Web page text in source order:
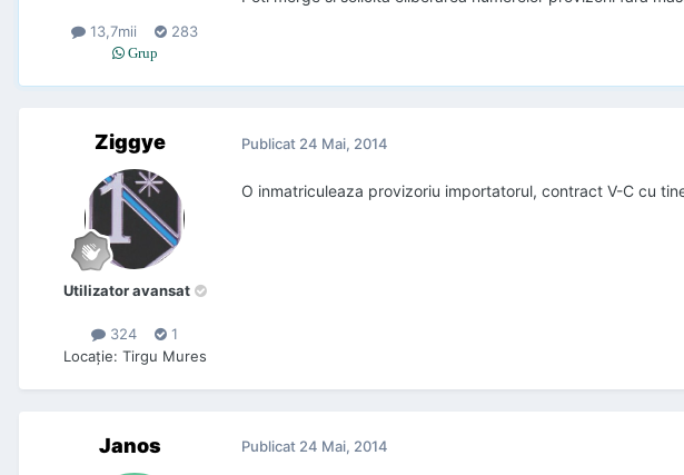
13,7mii 283
Grup
Ziggye
Utilizator avansat
324
1
Locaţie: Tirgu Mures
Publicat 24 Mai, 2014
O inmatriculeaza provizoriu importatorul, contract V-C cu
Janos Publicat 24 Mai, 2014